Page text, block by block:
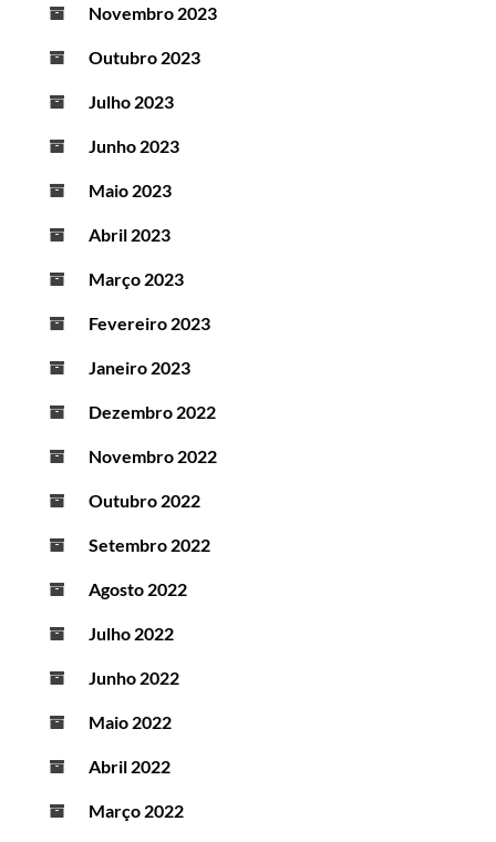
Novembro 2023
Outubro 2023
Julho 2023
Junho 2023
Maio 2023
Abril 2023
Março 2023
Fevereiro 2023
Janeiro 2023
Dezembro 2022
Novembro 2022
Outubro 2022
Setembro 2022
Agosto 2022
Julho 2022
Junho 2022
Maio 2022
Abril 2022
Março 2022